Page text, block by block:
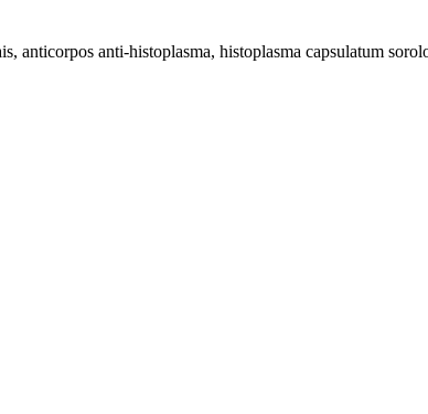
anticorpos anti-histoplasma, histoplasma capsulatum